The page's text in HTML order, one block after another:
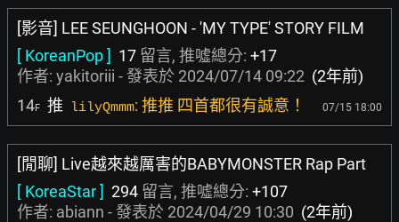
[影音] LEE SEUNGHOON - 'MY TYPE' STORY FILM
[ KoreanPop ] 17 留言, 推噓總分: +17
作者: yakitoriii - 發表於 2024/07/14 09:22 (2年前)
14F 推 lilyQmmm: 推推 四首都很有誠意！ 07/15 18:00
[閒聊] Live越來越厲害的BABYMONSTER Rap Part
[ KoreaStar ] 294 留言, 推噓總分: +107
作者: abiann - 發表於 2024/04/29 10:30 (2年前)